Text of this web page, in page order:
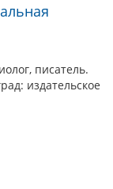
писатель.
издательское